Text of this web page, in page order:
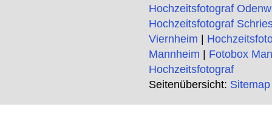
Hochzeitsfotograf
Hochzeitsfotograf
Viernheim
Mannheim
Fotobox
Hochzeitsfotograf
Seitenübersicht: Sitemap